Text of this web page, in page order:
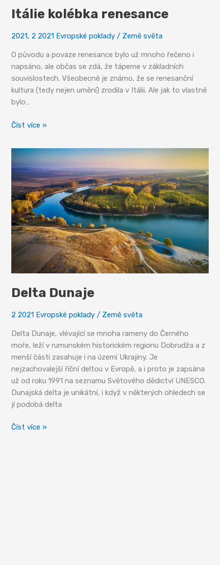
Itálie kolébka renesance
2021, 2 2021 Evropské poklady / Země světa
O původu a povaze renesance bylo už mnoho řečeno i
napsáno, ale občas se zdá, že tápeme v základních
souvislostech. Všeobecně je známo, že se renesanční
kultura (tedy nejen umění) zrodila v Itálii. Ale jak to vlastně
bylo…
Itálie
renesance
Číst více »
Delta Dunaje
2 2021 Evropské poklady / Země světa
Delta Dunaje, vlévající se mnoha rameny do Černého
moře, leží v rumunském historickém regionu Dobrudža a z
menší části zasahuje i na území Ukrajiny. Je
nejzachovalejší říční deltou v Evropě, a i proto je zapsána
už od roku 1991 na seznamu Světového dědictví UNESCO.
Dunajská delta je unikátní, i když v některých ohledech se
jí podobá delta
Delta
Číst více »